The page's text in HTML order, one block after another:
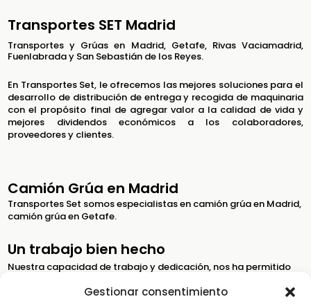
Gestionar consentimiento
Transportes SET Madrid
Transportes y Grúas en Madrid, Getafe, Rivas Vaciamadrid,
Fuenlabrada y San Sebastián de los Reyes.
En Transportes Set, le ofrecemos las mejores soluciones para el
desarrollo de distribución de entrega y recogida de maquinaria
con el propósito final de agregar valor a la calidad de vida y
mejores dividendos económicos a los colaboradores,
proveedores y clientes.
Camión Grúa en Madrid
Transportes Set somos especialistas en camión grúa en Madrid,
camión grúa en Getafe.
Un trabajo bien hecho
Nuestra capacidad de trabajo y dedicación, nos ha permitido